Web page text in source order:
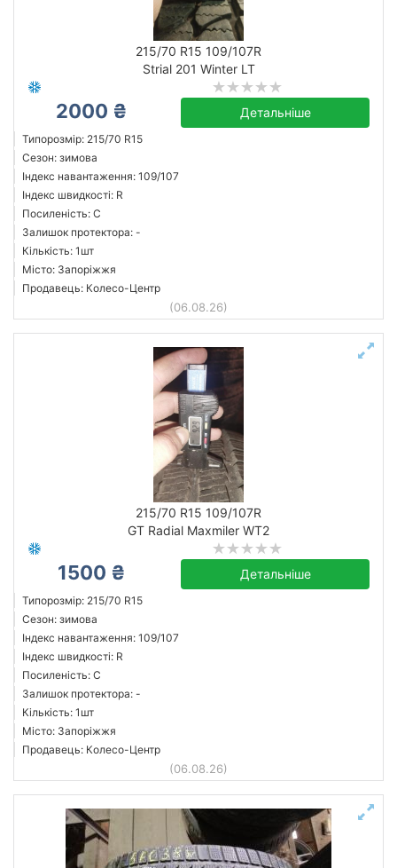
215/70 R15 109/107R
Strial 201 Winter LT
2000 ₴ Детальніше
Типорозмір: 215/70 R15
Сезон: зимова
Індекс навантаження: 109/107
Індекс швидкості: R
Посиленість: C
Залишок протектора: -
Кількість: 1шт
Місто: Запоріжжя
Продавець: Колесо-Центр
(06.08.26)
215/70 R15 109/107R
GT Radial Maxmiler WT2
1500 ₴ Детальніше
Типорозмір: 215/70 R15
Сезон: зимова
Індекс навантаження: 109/107
Індекс швидкості: R
Посиленість: C
Залишок протектора: -
Кількість: 1шт
Місто: Запоріжжя
Продавець: Колесо-Центр
(06.08.26)